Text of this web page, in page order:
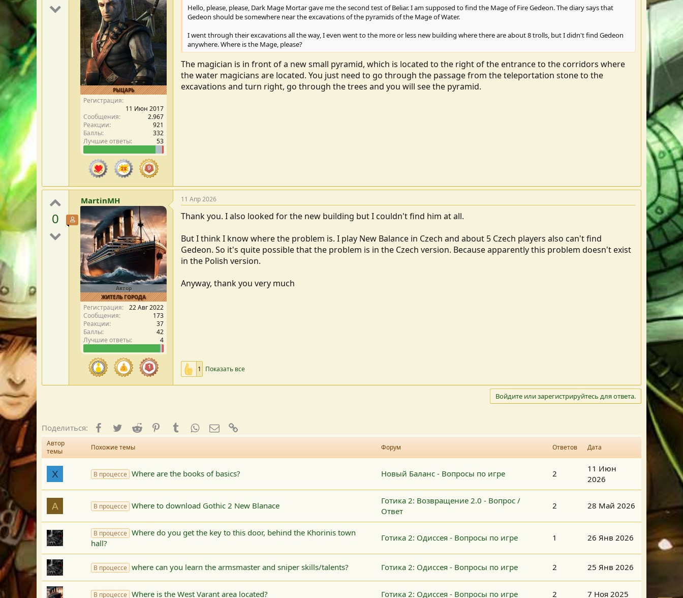
РЫЦАРЬ
Регистрация
11 Июн 2017
Сообщения
2.967
Реакции
921
Баллы
332
Лучшие ответы
53
Hello, please, please, Dark Mage Mortar gave me the second test of Beliar. I am supposed to find the Mage of Fire Gedeon. The diary says that
Gedeon should be somewhere near the excavations of the pyramids of the Mage of Water.
I went through their excavations all the way, I even went to the more or less new building where there are about 8 trolls, but I didn't find Gedeon
anywhere. Where is the Mage, please?
The magician is in front of a new small pyramid, which is located to the right of the entrance to the corridors where
the water magicians are located. You just need to go through the passage from the teleportation stone to the
excavations and turn right, go through the trees and you will see the pyramid.
0
MartinMH
Автор
ЖИТЕЛЬ ГОРОДА
Участник форума
Регистрация
22 Авг 2022
Сообщения
173
Реакции
37
Баллы
42
Лучшие ответы
4
11 Апр 2026
Thank you. I also looked for the new building but I couldn't find him at all.
But I think I know where the problem is. I play New Balance in Czech and about 5 Czech players also can't find
Gedeon. So it's quite possible that the problem is in the Czech version. Because apparently this problem doesn't exist
in the Polish version.
Anyway, thank you very much
1 Показать все
Войдите или зарегистрируйтесь для ответа.
Поделиться: Facebook
TwitterReddit PinterestTumblrWhatsApp
E-mail
Автор
темы
Похожие темы Форум Ответов Дата
X В процессе Where are the books of basics? Новый Баланс - Вопросы по игре 2
11 Июн
2026
A В процессе Where to download Gothic 2 New Blanace
Готика 2: Возвращение 2.0 - Вопрос /
Ответ
2 28 Май 2026
В процессе Where do you get the key to this door, behind the Khorinis town
hall?
Готика 2: Одиссея - Вопросы по игре 1 26 Янв 2026
В процессе where can you learn the armsmaster and sniper skills/talents? Готика 2: Одиссея - Вопросы по игре 2 25 Янв 2026
В процессе Where is the West Varant area located? Готика 2: Одиссея - Вопросы по игре 2 7 Ноя 2025